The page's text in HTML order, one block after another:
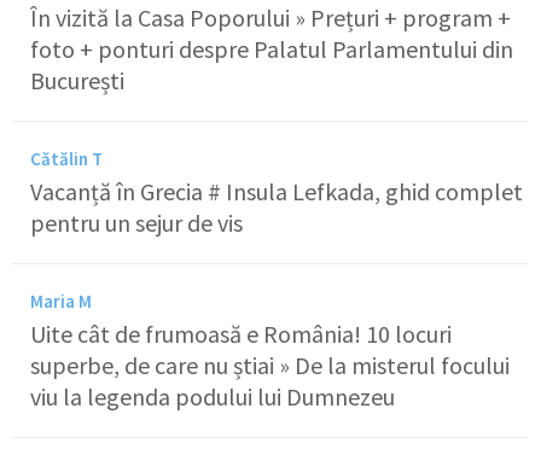
În vizită la Casa Poporului » Prețuri + program +
foto + ponturi despre Palatul Parlamentului din
București
Cătălin T
Vacanță în Grecia # Insula Lefkada, ghid complet
pentru un sejur de vis
Maria M
Uite cât de frumoasă e România! 10 locuri
superbe, de care nu știai » De la misterul focului
viu la legenda podului lui Dumnezeu